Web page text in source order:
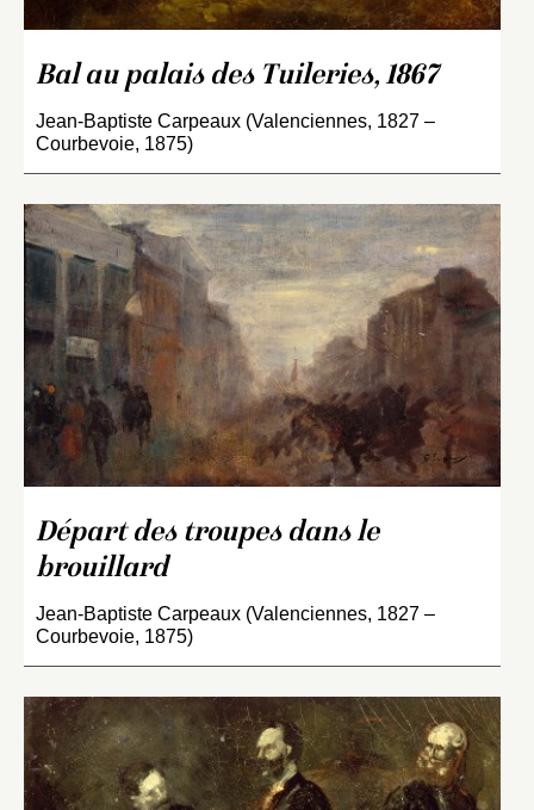
Bal au palais des Tuileries, 1867
Jean-Baptiste Carpeaux (Valenciennes, 1827 –
Courbevoie, 1875)
Départ des troupes dans le
brouillard
Jean-Baptiste Carpeaux (Valenciennes, 1827 –
Courbevoie, 1875)